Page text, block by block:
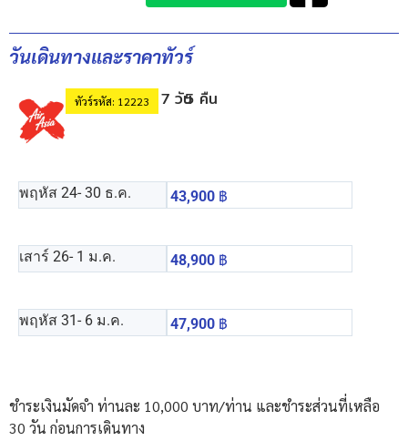
วันเดินทางและราคาทัวร์
ทัวร์รหัส: 12223 7 วัน5 คืน
พฤหัส 24- 30 ธ.ค. 43,900 ฿
เสาร์ 26- 1 ม.ค. 48,900 ฿
พฤหัส 31 - 6 ม.ค. 47,900 ฿
ชำระเงินมัดจำ ท่านละ 10,000 บาท/ท่าน และชำระส่วนที่เหลือ
30 วัน ก่อนการเดินทาง